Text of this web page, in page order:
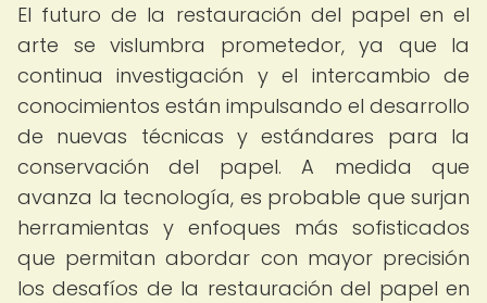
El futuro de la restauración del papel en el
arte se vislumbra prometedor, ya que la
continua investigación y el intercambio de
conocimientos están impulsando el desarrollo
de nuevas técnicas y estándares para la
conservación del papel. A medida que
avanza la tecnología, es probable que surjan
herramientas y enfoques más sofisticados
que permitan abordar con mayor precisión
los desafíos de la restauración del papel en